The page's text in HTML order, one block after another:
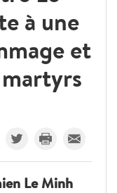
à une
et
Le Minh